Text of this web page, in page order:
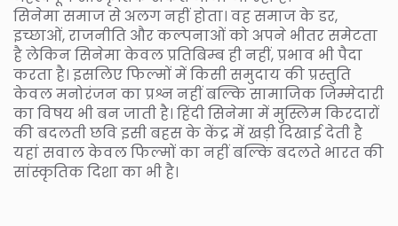
सिनेमा समाज से अलग नहीं होता। वह समाज के डर,
इच्छाओं, राजनीति और कल्पनाओं को अपने भीतर समेटता
है लेकिन सिनेमा केवल प्रतिबिम्ब ही नहीं, प्रभाव भी पैदा
करता है। इसलिए फिल्मों में किसी समुदाय की प्रस्तुति
केवल मनोरंजन का प्रश्न नहीं बल्कि सामाजिक जिम्मेदारी
का विषय भी बन जाती है। हिंदी सिनेमा में मुस्लिम किरदारों
की बदलती छवि इसी बहस के केंद्र में खड़ी दिखाई देती है
यहां सवाल केवल फिल्मों का नहीं बल्कि बदलते भारत की
सांस्कृतिक दिशा का भी है।